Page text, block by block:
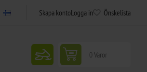
Skapa kontoLogga in Önskelista
snowmobile 0 Varor